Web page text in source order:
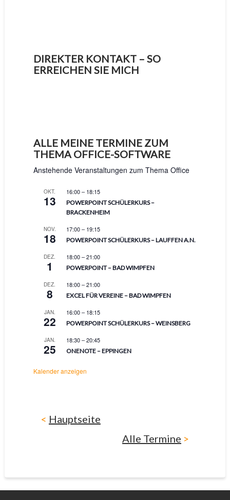
DIREKTER KONTAKT – SO
ERREICHEN SIE MICH
ALLE MEINE TERMINE ZUM
THEMA OFFICE-SOFTWARE
Anstehende Veranstaltungen zum Thema Office
OKT.
13
16:00– 18:15
POWERPOINT SCHÜLERKURS –
BRACKENHEIM
NOV.
18
17:00– 19:15
POWERPOINT SCHÜLERKURS – LAUFFEN A.N.
DEZ.
1
18:00–21:00
POWERPOINT – BAD WIMPFEN
DEZ.
8
18:00–21:00
EXCEL FÜR VEREINE – BAD WIMPFEN
JAN.
22
16:00– 18:15
POWERPOINT SCHÜLERKURS – WEINSBERG
JAN.
25
18:30–20:45
ONENOTE – EPPINGEN
Kalender anzeigen
< Hauptseite
Alle Termine >